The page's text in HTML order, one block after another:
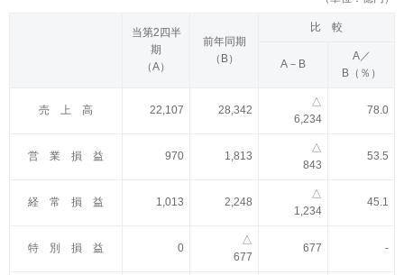
当第2四半
期
（A）
前年同期
（B）
比 較
A－B
A／
B（％）
売 上 高 22,107 28,342
△
6,234
78.0
営 業 損 益 970 1,813
△
843
53.5
経 常 損 益 1,013 2,248
△
1,234
45.1
特 別 損 益 0
△
677
677 -